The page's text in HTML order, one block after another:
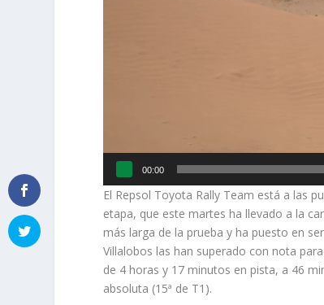
00:00
El Repsol Toyota Rally Team está a las
etapa, que este martes ha llevado a la
más larga de la prueba y ha puesto en
Villalobos las han superado con nota
de 4 horas y 17 minutos en pista, a 46
absoluta (15ª de T1).